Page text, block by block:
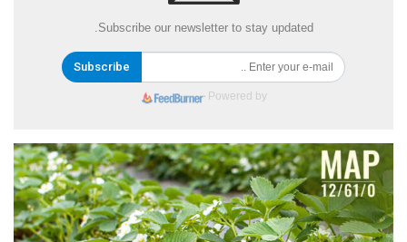
Subscribe our newsletter to stay updated.
Subscribe
Powered by